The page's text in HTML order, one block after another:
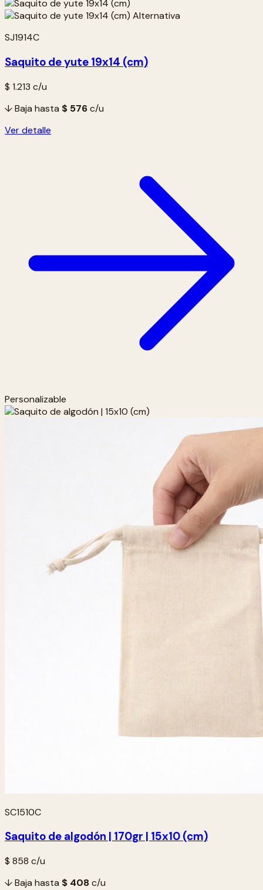
SJ1914C
Saquito de yute 19x14 (cm)
$ 1.213 c/u
↓ Baja hasta $ 576c/u
Ver detalle
Personalizable
SC1510C
Saquito de algodón | 170gr | 15x10 (cm)
$ 858 c/u
↓ Baja hasta $ 408c/u